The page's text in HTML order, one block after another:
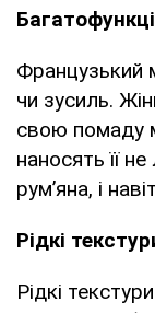
Французький
чи зусиль.
свою помаду
наносять її
рум’яна, і
Рідкі
Рідкі